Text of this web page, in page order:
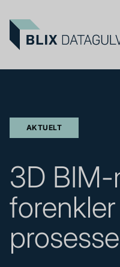
AKTUELT
3D
forenkler